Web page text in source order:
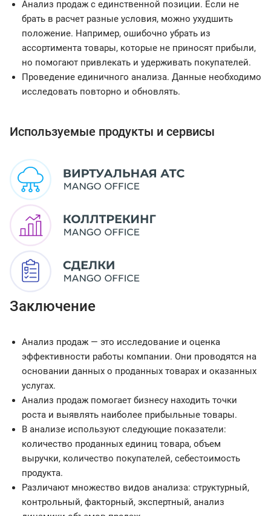
Анализ продаж с единственной позиции. Если не
брать в расчет разные условия, можно ухудшить
положение. Например, ошибочно убрать из
ассортимента товары, которые не приносят прибыли,
но помогают привлекать и удерживать покупателей.
Проведение единичного анализа. Данные необходимо
исследовать повторно и обновлять.
Используемые продукты и сервисы
Заключение
Анализ продаж — это исследование и оценка
эффективности работы компании. Они проводятся на
основании данных о проданных товарах и оказанных
услугах.
Анализ продаж помогает бизнесу находить точки
роста и выявлять наиболее прибыльные товары.
В анализе используют следующие показатели:
количество проданных единиц товара, объем
выручки, количество покупателей, себестоимость
продукта.
Различают множество видов анализа: структурный,
контрольный, факторный, экспертный, анализ